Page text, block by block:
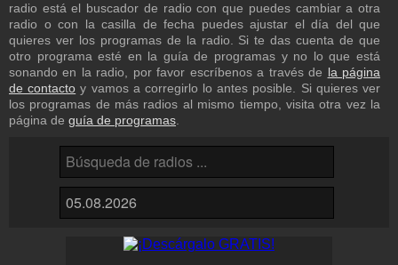
Noticias
Noticias con relación a Opus 94.5
Contacto
¡Escríbenos!
Colaboración
¡Envía tu radio!
Inserción de la radio
Inclúyelo a tu sitio web
radio está el buscador de radio con que puedes cambiar a otra
radio o con la casilla de fecha puedes ajustar el día del que
quieres ver los programas de la radio. Si te das cuenta de que
otro programa esté en la guía de programas y no lo que está
sonando en la radio, por favor escríbenos a través de la página
de contacto y vamos a corregirlo lo antes posible. Si quieres ver
los programas de más radios al mismo tiempo, visita otra vez la
página de guía de programas